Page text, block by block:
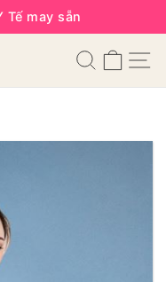
Tế may sẵn